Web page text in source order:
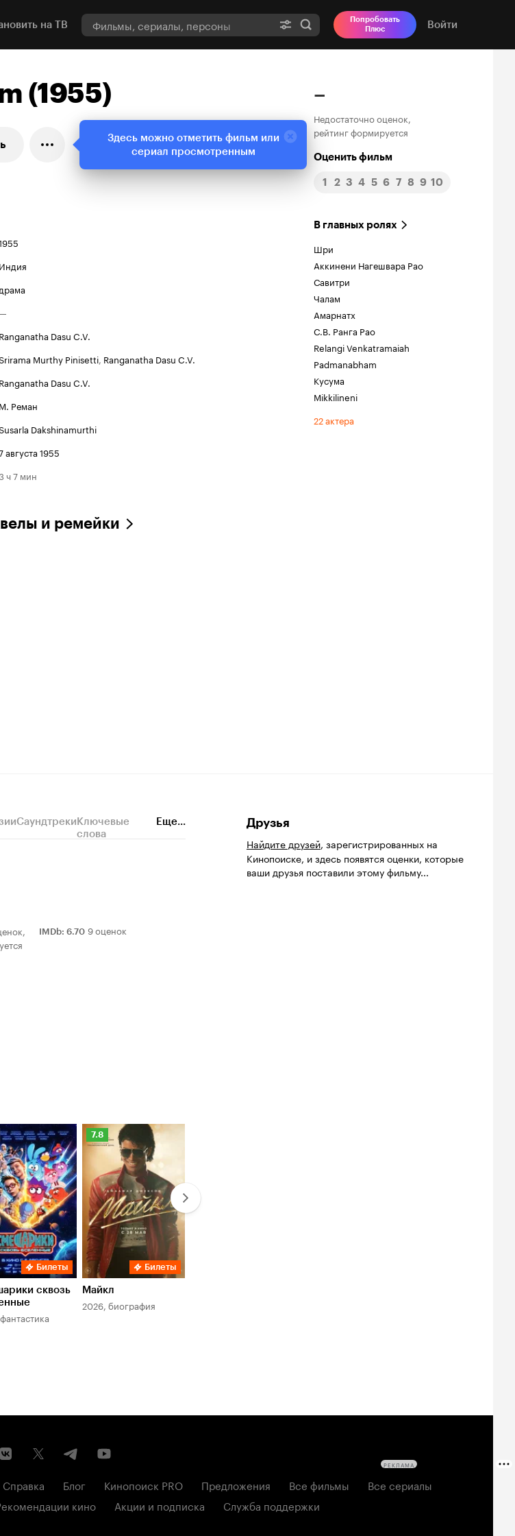
на ТВ
Попробовать
Плюс
Войти
(1955) –
Недостаточно оценок,
рейтинг формируется
Оценить фильм
1 2 3 4 5 6 7 8 9 10
Индия
драма
Ranganatha Dasu C.V.
Murthy Pinisetti, Ranganatha Dasu C.V.
Ranganatha Dasu C.V.
М. Реман
Dakshinamurthi
августа 1955
ч 7 мин
В главных ролях
Шри
Аккинени Нагешвара Рао
Савитри
Чалам
Амарнатх
С.В. Ранга Рао
Relangi Venkatramaiah
Padmanabham
Кусума
Mikkilineni
22 актера
и ремейки
СаундтрекиКлючевые
слова
Еще...
IMDb: 6.70 9 оценок
Билеты
сквозь
Рейтинг
Кинопоиска
7.8
Билеты
Майкл
2026, биография
Друзья
Найдите друзей, зарегистрированных на
Кинопоиске, и здесь появятся оценки, которые
ваши друзья поставили этому фильму...
Справка Блог Кинопоиск PRO Предложения Все фильмы
Все сериалы
кино Акции и подписка Служба поддержки
Здесь можно отметить фильм или
сериал просмотренным
РЕКЛАМА